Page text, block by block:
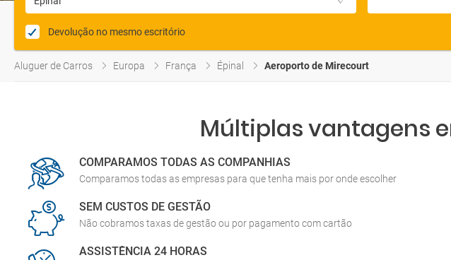
Devolução no mesmo escritório
Aluguer de Carros Europa França Épinal Aeroporto de Mirecourt
Múltiplas vantagens
COMPARAMOS TODAS AS COMPANHIAS
Comparamos todas as empresas para que tenha mais por onde escolher
SEM CUSTOS DE GESTÃO
Não cobramos taxas de gestão ou por pagamento com cartão
ASSISTÊNCIA 24 HORAS